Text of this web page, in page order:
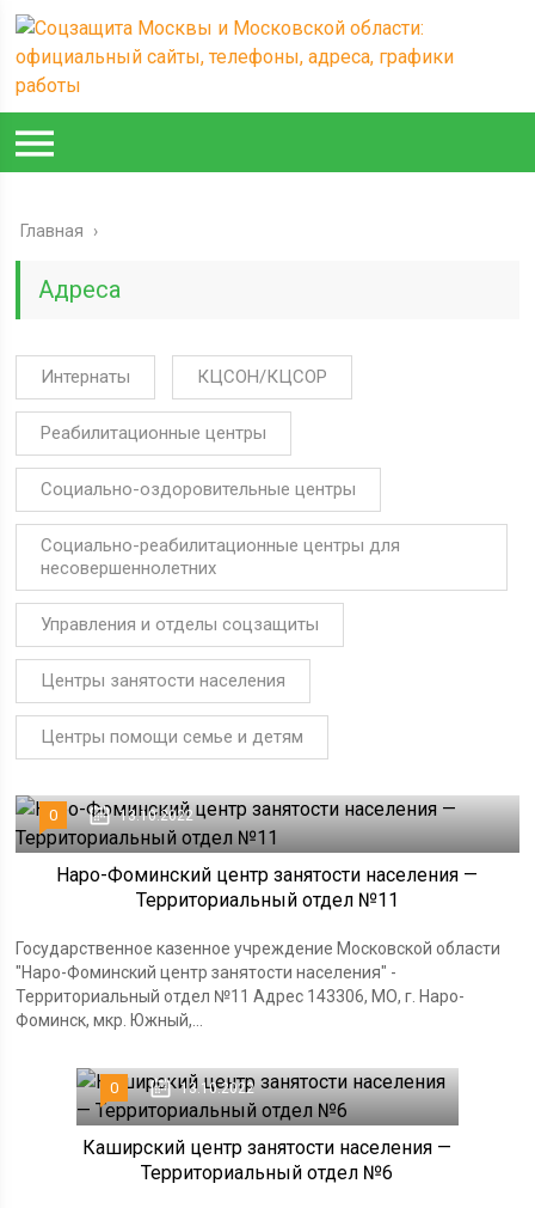
Главная ›
Адреса
Интернаты КЦСОН/КЦСОР
Реабилитационные центры
Социально-оздоровительные центры
Социально-реабилитационные центры для
несовершеннолетних
Управления и отделы соцзащиты
Центры занятости населения
Центры помощи семье и детям
0 13.10.2022
Наро-Фоминский центр занятости населения —
Территориальный отдел №11
Государственное казенное учреждение Московской области
"Наро-Фоминский центр занятости населения" -
Территориальный отдел №11 Адрес 143306, МО, г. Наро-
Фоминск, мкр. Южный,...
0 13.10.2022
Каширский центр занятости населения —
Территориальный отдел №6